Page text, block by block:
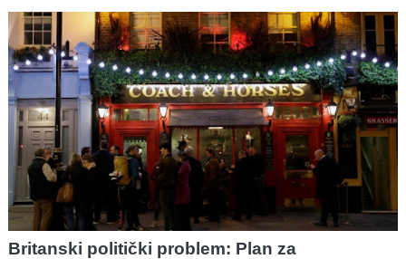
Britanski politički problem: Plan za